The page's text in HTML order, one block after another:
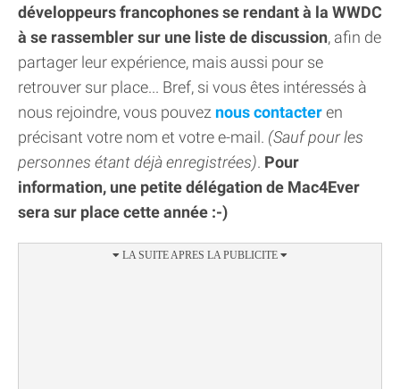
développeurs francophones se rendant à la WWDC
à se rassembler sur une liste de discussion, afin de
partager leur expérience, mais aussi pour se
retrouver sur place... Bref, si vous êtes intéressés à
nous rejoindre, vous pouvez nous contacteren
précisant votre nom et votre e-mail. (Sauf pour les
personnes étant déjà enregistrées). Pour
information, une petite délégation de Mac4Ever
sera sur place cette année :-)